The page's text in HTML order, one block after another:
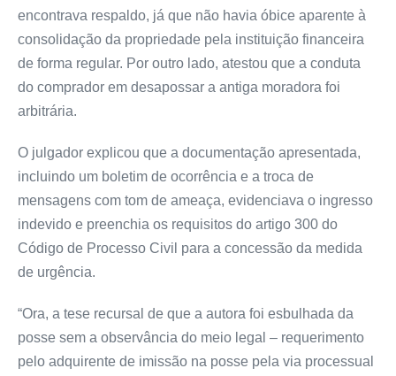
encontrava respaldo, já que não havia óbice aparente à
consolidação da propriedade pela instituição financeira
de forma regular. Por outro lado, atestou que a conduta
do comprador em desapossar a antiga moradora foi
arbitrária.
O julgador explicou que a documentação apresentada,
incluindo um boletim de ocorrência e a troca de
mensagens com tom de ameaça, evidenciava o ingresso
indevido e preenchia os requisitos do artigo 300 do
Código de Processo Civil para a concessão da medida
de urgência.
“Ora, a tese recursal de que a autora foi esbulhada da
posse sem a observância do meio legal – requerimento
pelo adquirente de imissão na posse pela via processual